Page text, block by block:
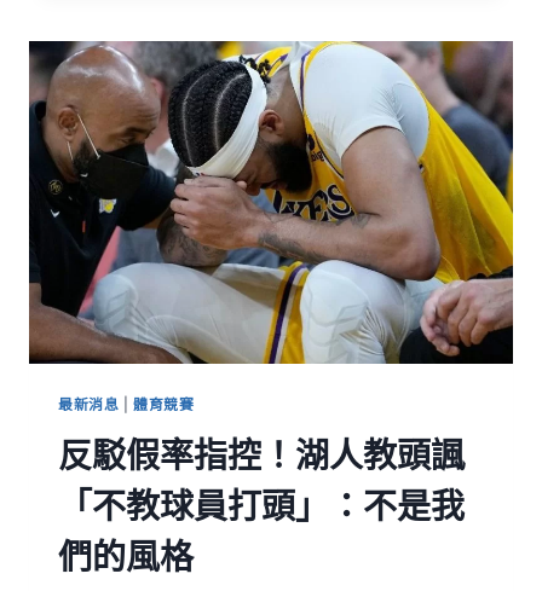
最新消息 |體育競賽
反駁假率指控！湖人教頭諷
「不教球員打頭」：不是我
們的風格